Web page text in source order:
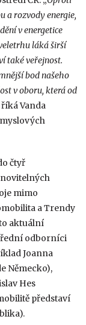
a rozvody energie,
v energetice
láká širší
také veřejnost.
bod našeho
v oboru, která od
říká Vanda
čtyř
mimo
a Trendy
aktuální
odborníci
Joanna
Německo),
Hes
představí